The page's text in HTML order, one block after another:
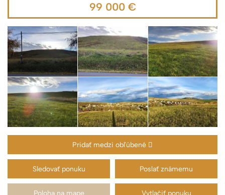
99 000 €
Pridať medzi obľúbené
Sledovať ponuku Poslať známemu
Poloha na mape Vytlačiť ponuku